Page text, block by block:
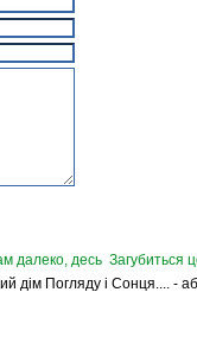
далеко, десь
дім Погляду і